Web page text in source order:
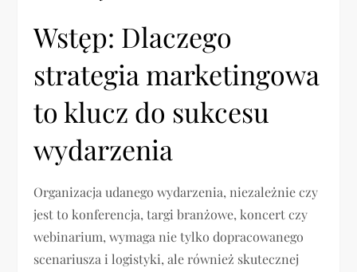
Wstęp: Dlaczego
strategia marketingowa
to klucz do sukcesu
wydarzenia
Organizacja udanego wydarzenia, niezależnie czy
jest to konferencja, targi branżowe, koncert czy
webinarium, wymaga nie tylko dopracowanego
scenariusza i logistyki, ale również skutecznej